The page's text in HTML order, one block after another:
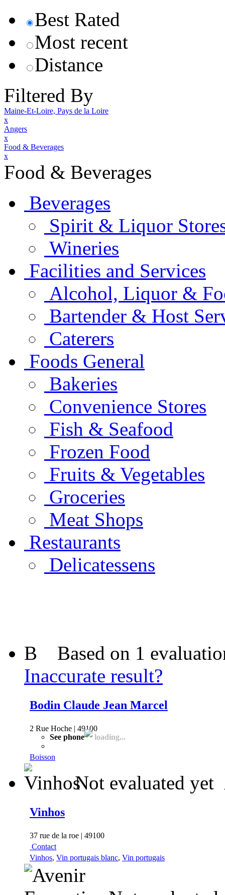
Best Rated
Most recent
Distance
Filtered By
Maine-Et-Loire, Pays de la Loire
x
Angers
x
Food & Beverages
x
Food & Beverages
Beverages
Spirit & Liquor
Wineries
Facilities and Services
Alcohol, Liquor &
Bartender & Host
Caterers
Foods General
Bakeries
Convenience Stores
Fish & Seafood
Frozen Food
Fruits & Vegetables
Groceries
Meat Shops
Restaurants
Delicatessens
B
Based on 1
Inaccurate result?
Bodin Claude Jean Marcel
2 Rue Hoche | 49100
See phone
loading...
Boisson
Not evaluated yet
Vinhos
37 rue de la roe | 49100
Contact
Vinhos, Vin portugais blanc, Vin portugais